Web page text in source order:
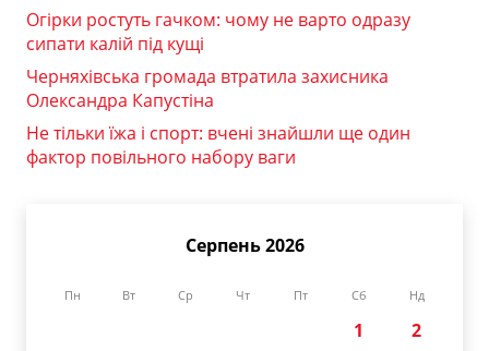
Огірки ростуть гачком: чому не варто одразу
сипати калій під кущі
Черняхівська громада втратила захисника
Олександра Капустіна
Не тільки їжа і спорт: вчені знайшли ще один
фактор повільного набору ваги
Серпень 2026
Пн Вт Ср Чт Пт Сб Нд
1
2